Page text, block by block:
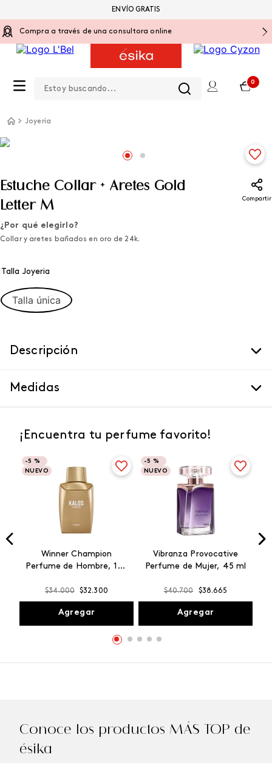
Compra a través de una consultora online
0
ENVÍO GRATIS
Joyería
Estuche Collar + Aretes Gold
Letter M
Compartir
¿Por qué elegirlo?
Collar y aretes bañados en oro de 24k.
Talla Joyeria
Talla única
Descripción
Medidas
¡Encuentra tu perfume favorito!
-5 %
NUEVO
Winner Champion
Perfume de Hombre, 100
$34.000 $32.300
Agregar
-5 %
NUEVO
Vibranza Provocative
Perfume de Mujer, 45 ml
$40.700 $38.665
Agregar
Conoce los productos MÁS TOP de
ésika